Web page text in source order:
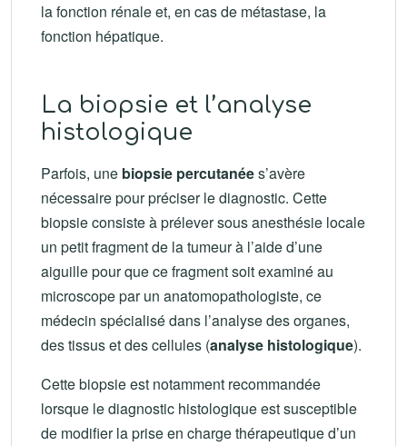
la fonction rénale et, en cas de métastase, la
fonction hépatique.
La biopsie et l’analyse
histologique
Parfois, une biopsie percutanées’avère
nécessaire pour préciser le diagnostic. Cette
biopsie consiste à prélever sous anesthésie locale
un petit fragment de la tumeur à l’aide d’une
aiguille pour que ce fragment soit examiné au
microscope par un anatomopathologiste, ce
médecin spécialisé dans l’analyse des organes,
des tissus et des cellules (analyse histologique).
Cette biopsie est notamment recommandée
lorsque le diagnostic histologique est susceptible
de modifier la prise en charge thérapeutique d’un